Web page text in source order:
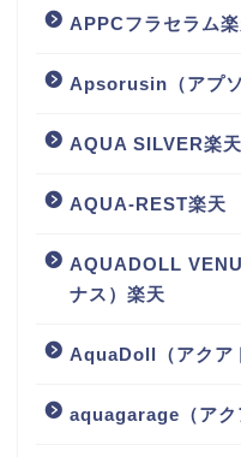
APPCフラセラム
Apsorusin（アプ
AQUA SILVER楽天
AQUA-REST楽天
AQUADOLL
ナス）楽天
AquaDoll（アクア
aquagarage（アク